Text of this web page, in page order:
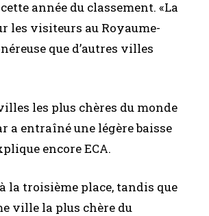
année du classement. «La
les visiteurs au Royaume-
que d’autres villes
les plus chères du monde
a entraîné une légère baisse
encore ECA.
la troisième place, tandis que
ville la plus chère du